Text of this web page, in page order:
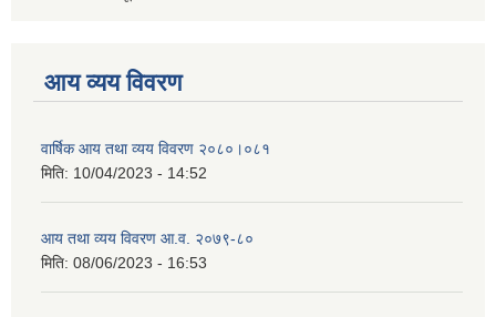
आय व्यय विवरण
वार्षिक आय तथा व्यय विवरण २०८०।०८१
मिति: 10/04/2023 - 14:52
आय तथा व्यय विवरण आ.व. २०७९-८०
मिति: 08/06/2023 - 16:53